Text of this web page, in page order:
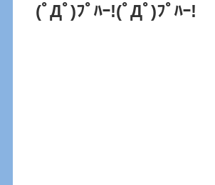
(ﾟДﾟ)ﾌﾟﾊｰ!(ﾟДﾟ)ﾌﾟﾊｰ!